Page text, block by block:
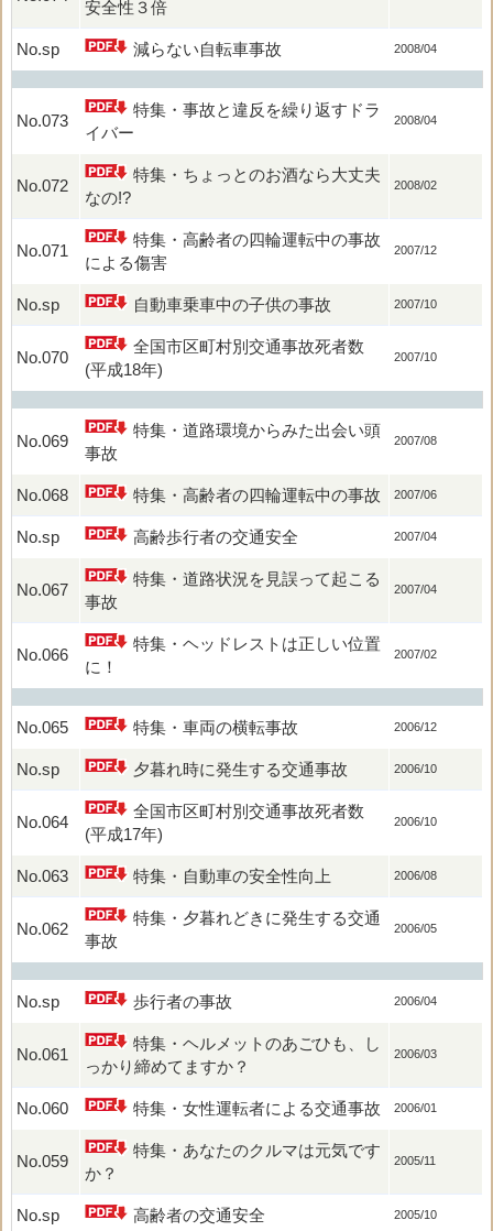
安全性３倍
No.sp 減らない自転車事故 2008/04
No.073
特集・事故と違反を繰り返すドラ
イバー
2008/04
No.072
特集・ちょっとのお酒なら大丈夫
なの!?
2008/02
No.071
特集・高齢者の四輪運転中の事故
による傷害
2007/12
No.sp 自動車乗車中の子供の事故 2007/10
No.070
全国市区町村別交通事故死者数
(平成18年)
2007/10
No.069
特集・道路環境からみた出会い頭
事故
2007/08
No.068 特集・高齢者の四輪運転中の事故 2007/06
No.sp 高齢歩行者の交通安全 2007/04
No.067
特集・道路状況を見誤って起こる
事故
2007/04
No.066
特集・ヘッドレストは正しい位置
に！
2007/02
No.065 特集・車両の横転事故 2006/12
No.sp 夕暮れ時に発生する交通事故 2006/10
No.064
全国市区町村別交通事故死者数
(平成17年)
2006/10
No.063 特集・自動車の安全性向上 2006/08
No.062
特集・夕暮れどきに発生する交通
事故
2006/05
No.sp 歩行者の事故 2006/04
No.061
特集・ヘルメットのあごひも、し
っかり締めてますか？
2006/03
No.060 特集・女性運転者による交通事故 2006/01
No.059
特集・あなたのクルマは元気です
か？
2005/11
No.sp 高齢者の交通安全 2005/10